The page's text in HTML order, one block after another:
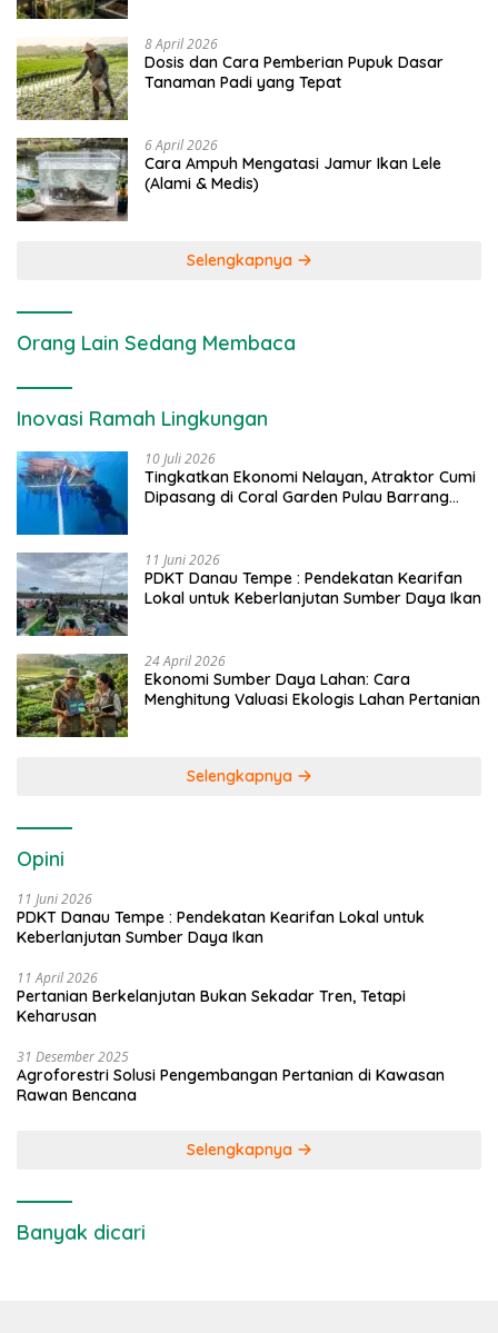
8 April 2026
Dosis dan Cara Pemberian Pupuk Dasar
Tanaman Padi yang Tepat
6 April 2026
Cara Ampuh Mengatasi Jamur Ikan Lele
(Alami & Medis)
Selengkapnya
Orang Lain Sedang Membaca
Inovasi Ramah Lingkungan
10 Juli 2026
Tingkatkan Ekonomi Nelayan, Atraktor Cumi
Dipasang di Coral Garden Pulau Barrang
11 Juni 2026
PDKT Danau Tempe : Pendekatan Kearifan
Lokal untuk Keberlanjutan Sumber Daya Ikan
24 April 2026
Ekonomi Sumber Daya Lahan: Cara
Menghitung Valuasi Ekologis Lahan Pertanian
Selengkapnya
Opini
11 Juni 2026
PDKT Danau Tempe : Pendekatan Kearifan Lokal untuk
Keberlanjutan Sumber Daya Ikan
11 April 2026
Pertanian Berkelanjutan Bukan Sekadar Tren, Tetapi
Keharusan
31 Desember 2025
Agroforestri Solusi Pengembangan Pertanian di Kawasan
Rawan Bencana
Selengkapnya
Banyak dicari